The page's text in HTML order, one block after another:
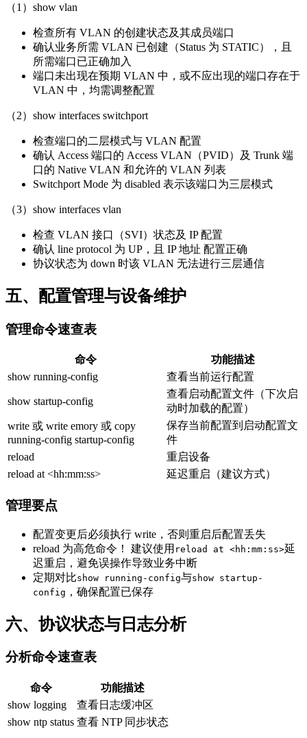
（1）show vlan
检查所有 VLAN 的创建状态及其成员端口
确认业务所需 VLAN 已创建（Status 为 STATIC），且
所需端口已正确加入
端口未出现在预期 VLAN 中，或不应出现的端口存在于
VLAN 中，均需调整配置
（2）show interfaces switchport
检查端口的二层模式与 VLAN 配置
确认 Access 端口的 Access VLAN（PVID）及 Trunk 端
口的 Native VLAN 和允许的 VLAN 列表
Switchport Mode 为 disabled 表示该端口为三层模式
（3）show interfaces vlan
检查 VLAN 接口（SVI）状态及 IP 配置
确认 line protocol 为 UP，且 IP 地址 配置正确
协议状态为 down 时该 VLAN 无法进行三层通信
五、配置管理与设备维护
管理命令速查表
命令
功能描述
show running-config
查看当前运行配置
show startup-config
查看启动配置文件（下次启
动时加载的配置）
write 或 write emory 或 copy
running-config startup-config
保存当前配置到启动配置文
件
reload
重启设备
reload at <hh:mm:ss>
延迟重启（建议方式）
管理要点
配置变更后必须执行 write，否则重启后配置丢失
reload 为高危命令！ 建议使用 reload at <hh:mm:ss>延
迟重启，避免误操作导致业务中断
定期对比show running-config与show startup-
config ，确保配置已保存
六、协议状态与日志分析
分析命令速查表
命令
功能描述
show logging
查看日志缓冲区
show ntp status 查看 NTP 同步状态